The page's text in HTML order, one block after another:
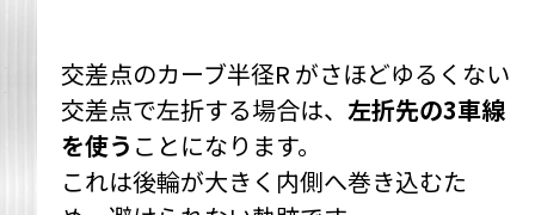
交差点のカーブ半径R がさほどゆるくない
交差点で左折する場合は、左折先の3車線
を使う ことになります。
これは後輪が大きく内側へ巻き込むた